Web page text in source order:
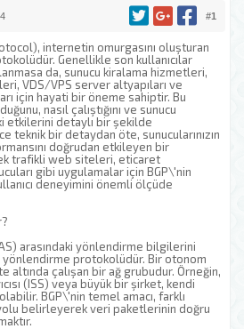
#1
internetin omurgasını oluşturan
Genellikle son kullanıcılar
da, sunucu kiralama hizmetleri,
VDS/VPS server altyapıları ve
için hayati bir öneme sahiptir. Bu
nasıl çalıştığını ve sunucu
etkilerini detaylı bir şekilde
teknik bir detaydan öte, sunucularınızın
doğrudan etkileyen bir
trafikli web siteleri, eticaret
gibi uygulamalar için BGP\'nin
deneyimini önemli ölçüde
arasındaki yönlendirme bilgilerini
yönlendirme protokolüdür. Bir otonom
çalışan bir ağ grubudur. Örneğin,
(ISS) veya büyük bir şirket, kendi
BGP\'nin temel amacı, farklı
belirleyerek veri paketlerinin doğru